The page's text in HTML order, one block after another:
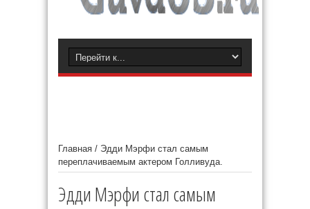
Главная / Эдди Мэрфи стал самым
переплачиваемым актером Голливуда.
Эдди Мэрфи стал самым